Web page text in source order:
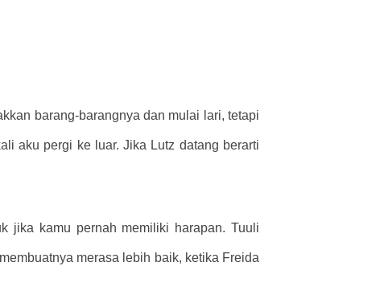
barang-barangnya dan mulai lari, tetapi
aku pergi ke luar. Jika Lutz datang berarti
jika kamu pernah memiliki harapan. Tuuli
merasa lebih baik, ketika Freida